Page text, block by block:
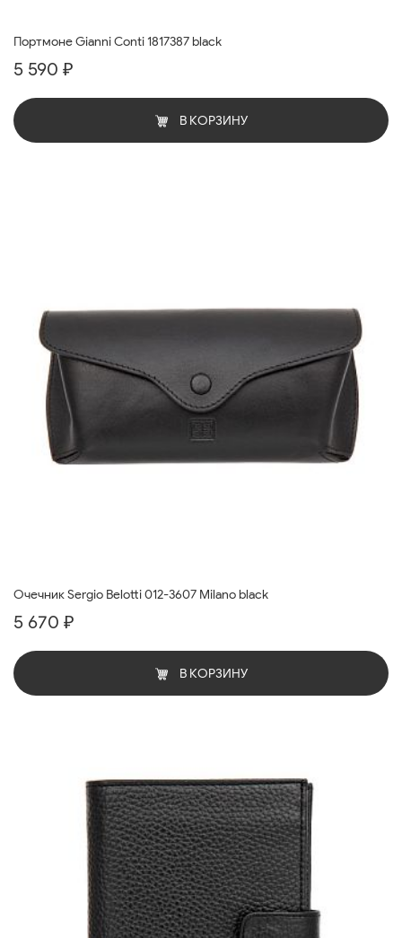
Портмоне Gianni Conti 1817387 black
5 590 ₽
В КОРЗИНУ
Очечник Sergio Belotti 012-3607 Milano black
5 670 ₽
В КОРЗИНУ